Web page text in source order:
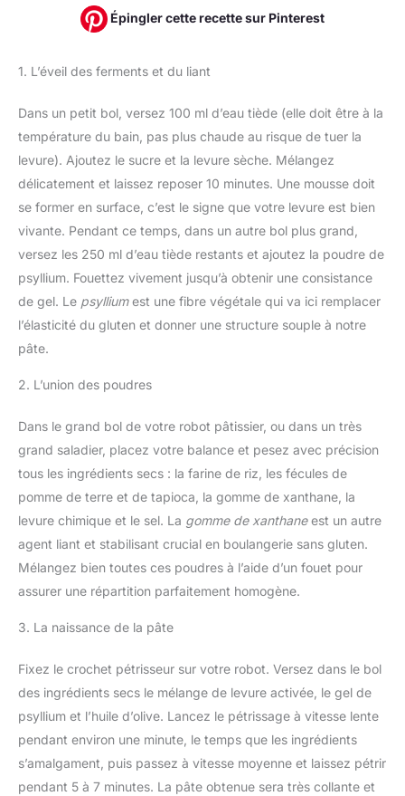
Épingler cette recette sur Pinterest
1. L’éveil des ferments et du liant
Dans un petit bol, versez 100 ml d’eau tiède (elle doit être à la
température du bain, pas plus chaude au risque de tuer la
levure). Ajoutez le sucre et la levure sèche. Mélangez
délicatement et laissez reposer 10 minutes. Une mousse doit
se former en surface, c’est le signe que votre levure est bien
vivante. Pendant ce temps, dans un autre bol plus grand,
versez les 250 ml d’eau tiède restants et ajoutez la poudre de
psyllium. Fouettez vivement jusqu’à obtenir une consistance
de gel. Le psylliumest une fibre végétale qui va ici remplacer
l’élasticité du gluten et donner une structure souple à notre
pâte.
2. L’union des poudres
Dans le grand bol de votre robot pâtissier, ou dans un très
grand saladier, placez votre balance et pesez avec précision
tous les ingrédients secs : la farine de riz, les fécules de
pomme de terre et de tapioca, la gomme de xanthane, la
levure chimique et le sel. La gomme de xanthaneest un autre
agent liant et stabilisant crucial en boulangerie sans gluten.
Mélangez bien toutes ces poudres à l’aide d’un fouet pour
assurer une répartition parfaitement homogène.
3. La naissance de la pâte
Fixez le crochet pétrisseur sur votre robot. Versez dans le bol
des ingrédients secs le mélange de levure activée, le gel de
psyllium et l’huile d’olive. Lancez le pétrissage à vitesse lente
pendant environ une minute, le temps que les ingrédients
s’amalgament, puis passez à vitesse moyenne et laissez pétrir
pendant 5 à 7 minutes. La pâte obtenue sera très collante et